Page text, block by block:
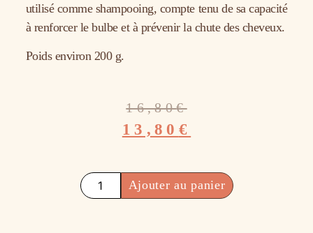
utilisé comme shampooing, compte tenu de sa capacité
à renforcer le bulbe et à prévenir la chute des cheveux.
Poids environ 200 g.
16,80€
13,80 €
Ajouter au panier